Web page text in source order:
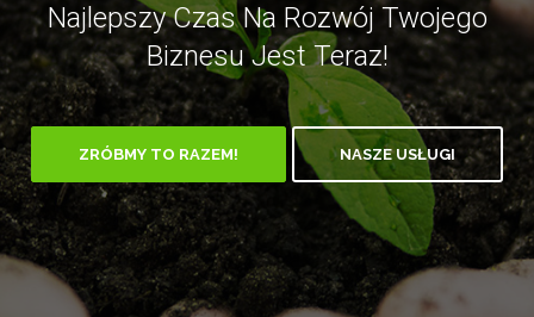
Najlepszy Czas Na Rozwój Twojego
Biznesu Jest Teraz!
ZRÓBMY TO RAZEM! NASZE USŁUGI